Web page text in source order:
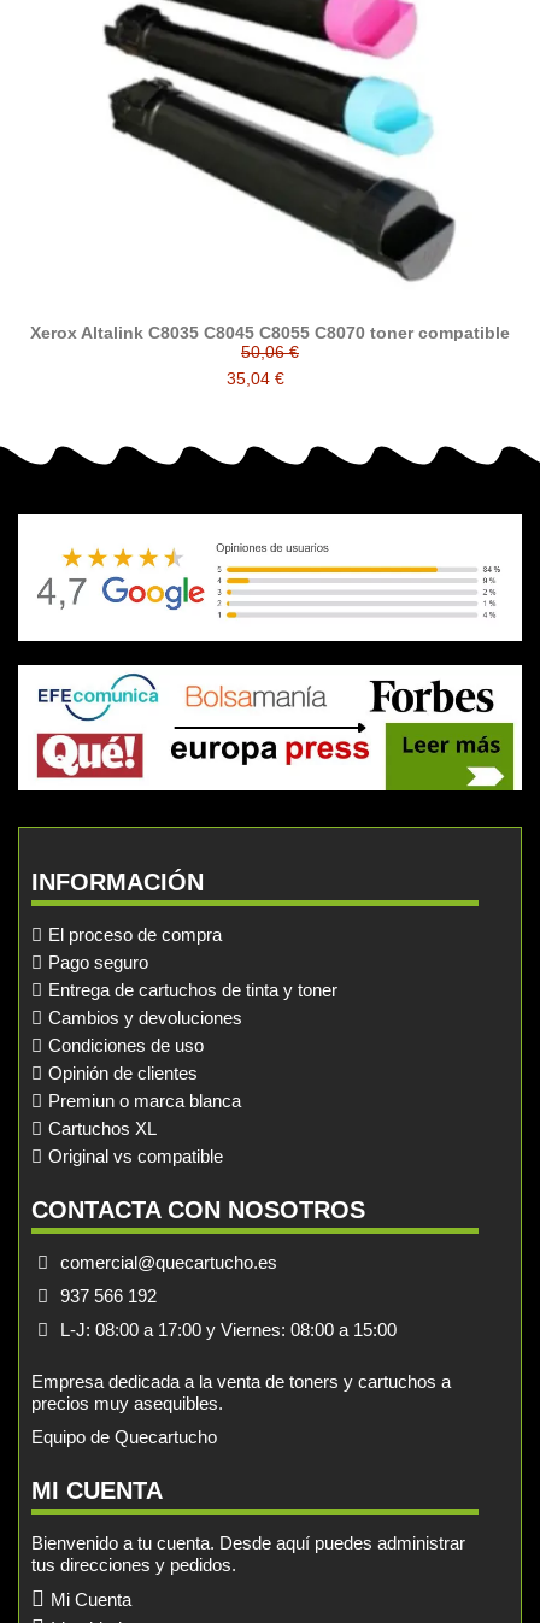
Xerox Altalink C8035 C8045 C8055 C8070 toner compatible
50,06 €
35,04 €
INFORMACIÓN
El proceso de compra
Pago seguro
Entrega de cartuchos de tinta y toner
Cambios y devoluciones
Condiciones de uso
Opinión de clientes
Premiun o marca blanca
Cartuchos XL
Original vs compatible
CONTACTA CON NOSOTROS
comercial@quecartucho.es
937 566 192
L-J: 08:00 a 17:00 y Viernes: 08:00 a 15:00
Empresa dedicada a la venta de toners y cartuchos a
precios muy asequibles.
Equipo de Quecartucho
MI CUENTA
Bienvenido a tu cuenta. Desde aquí puedes administrar
tus direcciones y pedidos.
Mi Cuenta